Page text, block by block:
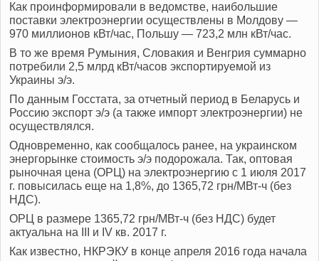
Как проинформировали в ведомстве, наибольшие
поставки электроэнергии осуществлены в Молдову —
970 миллионов кВт/час, Польшу — 723,2 млн кВт/час.
В то же время Румыния, Словакия и Венгрия суммарно
потребили 2,5 млрд кВт/часов экспортируемой из
Украины э/э.
По данным Госстата, за отчетный период в Беларусь и
Россию экспорт э/э (а также импорт электроэнергии) не
осуществлялся.
Одновременно, как сообщалось ранее, на украинском
энергорынке стоимость э/э подорожала. Так, оптовая
рыночная цена (ОРЦ) на электроэнергию с 1 июля 2017
г. повысилась еще на 1,8%, до 1365,72 грн/МВт-ч (без
НДС).
ОРЦ в размере 1365,72 грн/МВт-ч (без НДС) будет
актуальна на
и IV кв. 2017 г.
Как известно, НКРЭКУ в конце апреля 2016 года начала